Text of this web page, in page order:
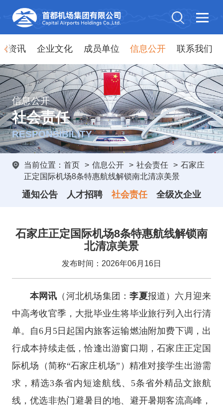
资讯 企业文化 成员单位 信息公开 联系我们
信息公开
社会责任
RESPONSIBILITY
当前位置： 首页 > 信息公开 > 社会责任 > 石家庄
正定国际机场8条特惠航线解锁南北清凉美景
通知公告 人才招聘 社会责任 全级次企业
石家庄正定国际机场8条特惠航线解锁南
北清凉美景
发布时间：2026年06月16日
本网讯 （河北机场集团：李夏报道）六月迎来
中高考收官季，大批毕业生将毕业旅行列入出行清
单。自6月5日起国内旅客运输燃油附加费下调，出
行成本持续走低，恰逢出游窗口期，石家庄正定国
际机场（简称“石家庄机场”）精准对接学生出游需
求，精选3条省内短途航线、5条省外精品文旅航
线，优选非热门避暑目的地、避开暑期客流高峰，